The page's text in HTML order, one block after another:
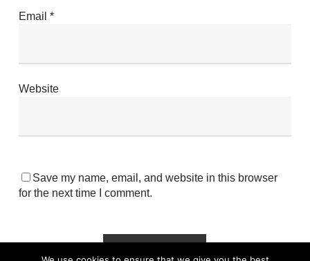
Email *
Website
Save my name, email, and website in this browser
for the next time I comment.